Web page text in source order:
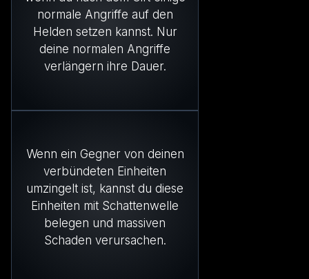
normale Angriffe auf den
Helden setzen kannst. Nur
deine normalen Angriffe
verlängern ihre Dauer.
Wenn ein Gegner von deinen
verbündeten Einheiten
umzingelt ist, kannst du diese
Einheiten mit Schattenwelle
belegen und massiven
Schaden verursachen.